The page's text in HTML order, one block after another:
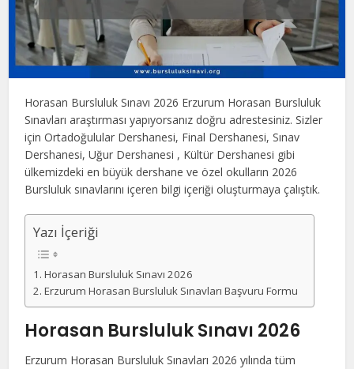
Horasan Bursluluk Sınavı 2026 Erzurum Horasan Bursluluk
Sınavları araştırması yapıyorsanız doğru adrestesiniz. Sizler
için Ortadoğulular Dershanesi, Final Dershanesi, Sınav
Dershanesi, Uğur Dershanesi , Kültür Dershanesi gibi
ülkemizdeki en büyük dershane ve özel okulların 2026
Bursluluk sınavlarını içeren bilgi içeriği oluşturmaya çalıştık.
Yazı İçeriği
Horasan Bursluluk Sınavı 2026
Erzurum Horasan Bursluluk Sınavları Başvuru Formu
Horasan Bursluluk Sınavı 2026
Erzurum Horasan Bursluluk Sınavları 2026 yılında tüm